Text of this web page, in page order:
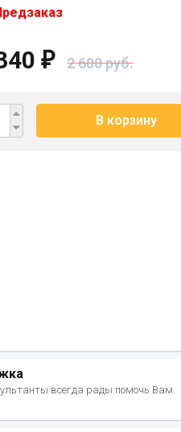
₽ 2 600 руб.
В корзину
всегда рады помочь Вам.